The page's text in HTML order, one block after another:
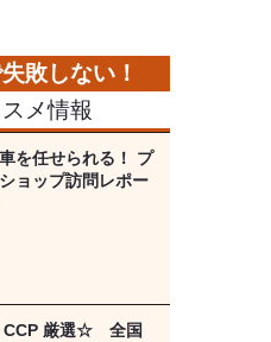
メ情報
を任せられる！ プ
ョップ訪問レポー
厳選☆ 全国